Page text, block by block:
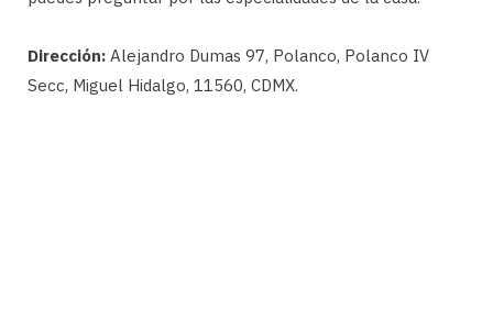
Dirección: Alejandro Dumas 97, Polanco, Polanco IV
Secc, Miguel Hidalgo, 11560, CDMX.